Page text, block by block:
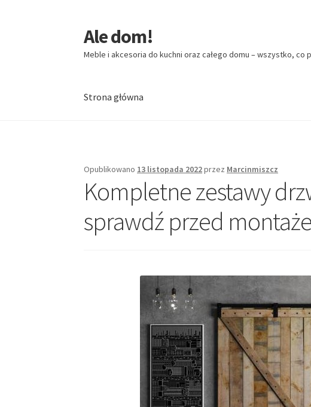
Przejdź
do
nawigacji
Przejdź
do
treści
Ale dom!
Meble i akcesoria do kuchni oraz całego domu – wszystko,
Strona główna
Opublikowano 13 listopada 2022przez Marcinmiszcz
Kompletne zestawy
sprawdź przed